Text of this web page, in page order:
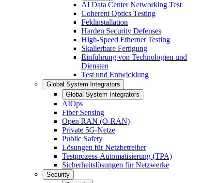
AI Data Center Networking Test
Coherent Optics Testing
Feldinstallation
Harden Security Defenses
High-Speed Ethernet Testing
Skalierbare Fertigung
Einführung von Technologien und
Diensten
Test und Entwicklung
Global System Integrators
Global System Integrators
AIOps
Fiber Sensing
Open RAN (O-RAN)
Private 5G-Netze
Public Safety
Lösungen für Netzbetreiber
Testprozess-Automatisierung (TPA)
Sicherheitslösungen für Netzwerke
Security